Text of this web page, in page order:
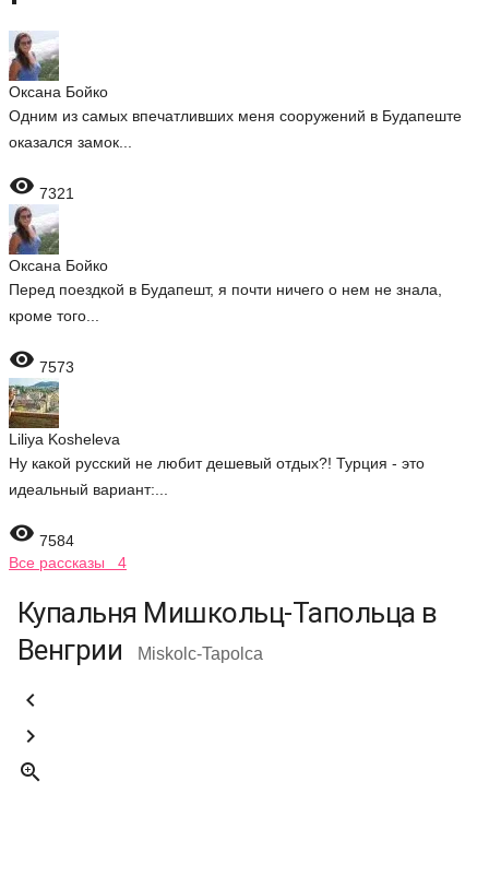
Оксана Бойко
Одним из самых впечатливших меня сооружений в Будапеште
оказался замок...
 7321
Оксана Бойко
Перед поездкой в Будапешт, я почти ничего о нем не знала,
кроме того...
 7573
Liliya Kosheleva
Ну какой русский не любит дешевый отдых?! Турция - это
идеальный вариант:...
 7584
Все рассказы 4
Купальня Мишкольц-Тапольца в
Венгрии
Miskolc-Tapolca


